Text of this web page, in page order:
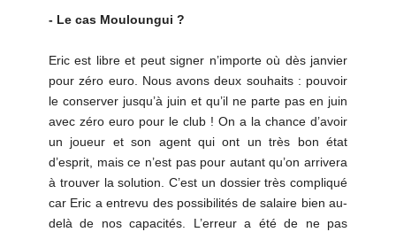
- Le cas Mouloungui ?
Eric est libre et peut signer n’importe où dès janvier
pour zéro euro. Nous avons deux souhaits : pouvoir
le conserver jusqu’à juin et qu’il ne parte pas en juin
avec zéro euro pour le club ! On a la chance d’avoir
un joueur et son agent qui ont un très bon état
d’esprit, mais ce n’est pas pour autant qu’on arrivera
à trouver la solution. C’est un dossier très compliqué
car Eric a entrevu des possibilités de salaire bien au-
delà de nos capacités. L’erreur a été de ne pas